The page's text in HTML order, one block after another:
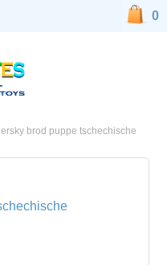
brod puppe tschechische
0